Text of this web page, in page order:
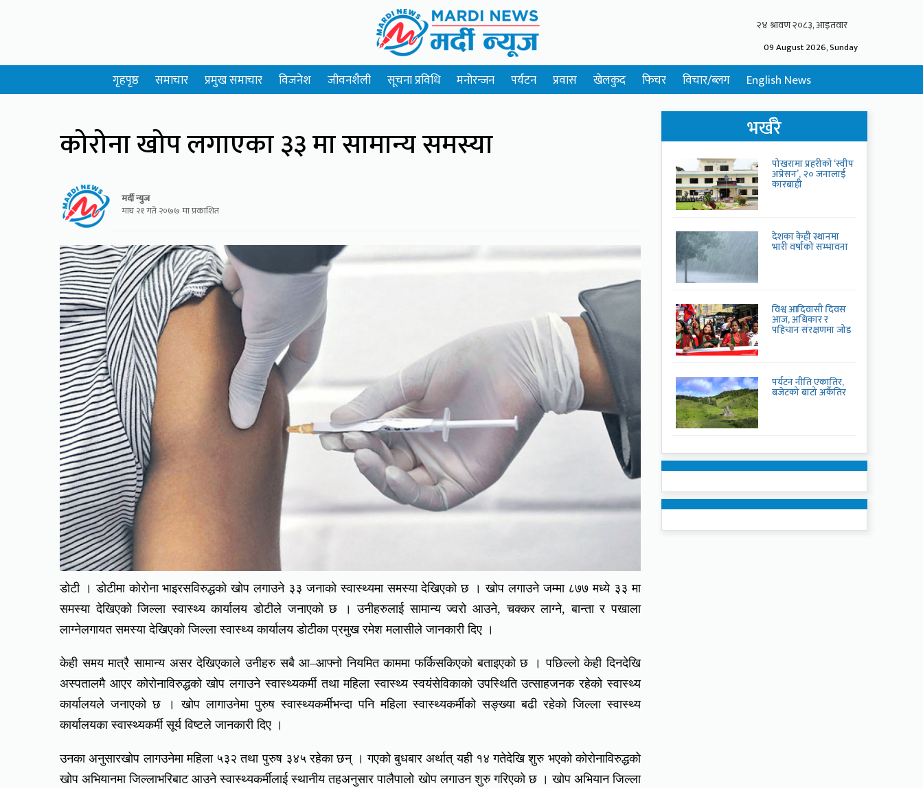
09 August 2026, Sunday
गृहपृष्ठ समाचार प्रमुख समाचार विजनेश जीवनशैली सूचना प्रविधि मनोरन्जन पर्यटन प्रवास खेलकुद फिचर विचार/ब्लग English News
कोरोना खोप लगाएका ३३ मा सामान्य समस्या
मर्दी न्युज
माघ २१ गते २०७७ मा प्रकाशित
डोटी । डोटीमा कोरोना भाइरसविरुद्धको खोप लगाउने ३३ जनाको स्वास्थ्यमा समस्या देखिएको छ । खोप लगाउने जम्मा ८७७ मध्ये ३३ मा
समस्या देखिएको जिल्ला स्वास्थ्य कार्यालय डोटीले जनाएको छ । उनीहरुलाई सामान्य ज्वरो आउने, चक्कर लाग्ने, बान्ता र पखाला
लाग्नेलगायत समस्या देखिएको जिल्ला स्वास्थ्य कार्यालय डोटीका प्रमुख रमेश मलासीले जानकारी दिए ।
केही समय मात्रै सामान्य असर देखिएकाले उनीहरु सबै आ–आफ्नो नियमित काममा फर्किसकिएको बताइएको छ । पछिल्लो केही दिनदेखि
अस्पतालमै आएर कोरोनाविरुद्धको खोप लगाउने स्वास्थ्यकर्मी तथा महिला स्वास्थ्य स्वयंसेविकाको उपस्थिति उत्साहजनक रहेको स्वास्थ्य
कार्यालयले जनाएको छ । खोप लागाउनेमा पुरुष स्वास्थ्यकर्मीभन्दा पनि महिला स्वास्थ्यकर्मीको सङ्ख्या बढी रहेको जिल्ला स्वास्थ्य
कार्यालयका स्वास्थ्यकर्मी सूर्य विष्टले जानकारी दिए ।
उनका अनुसारखोप लागउनेमा महिला ५३२ तथा पुरुष ३४५ रहेका छन् । गएको बुधबार अर्थात् यही १४ गतेदेखि शुरु भएको कोरोनाविरुद्धको
खोप अभियानमा जिल्लाभरिबाट आउने स्वास्थ्यकर्मीलाई स्थानीय तहअनुसार पालैपालो खोप लगाउन शुरु गरिएको छ । खोप अभियान जिल्ला
भर्खरै
पोखरामा प्रहरीको ‘स्वीप
अप्रेसन’, २० जनालाई
कारबाही
देशका केही स्थानमा
भारी वर्षाको सम्भावना
विश्व आदिवासी दिवस
आज, अधिकार र
पहिचान संरक्षणमा जोड
पर्यटन नीति एकातिर,
बजेटको बाटो अर्कैतिर